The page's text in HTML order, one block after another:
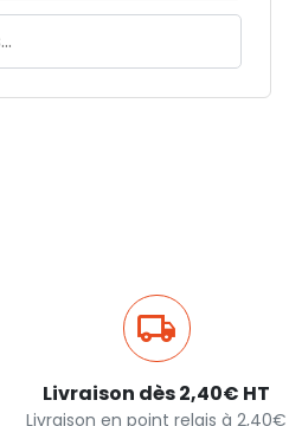
Livraison dès 2,40€ HT
Livraison en point relais à 2,40€